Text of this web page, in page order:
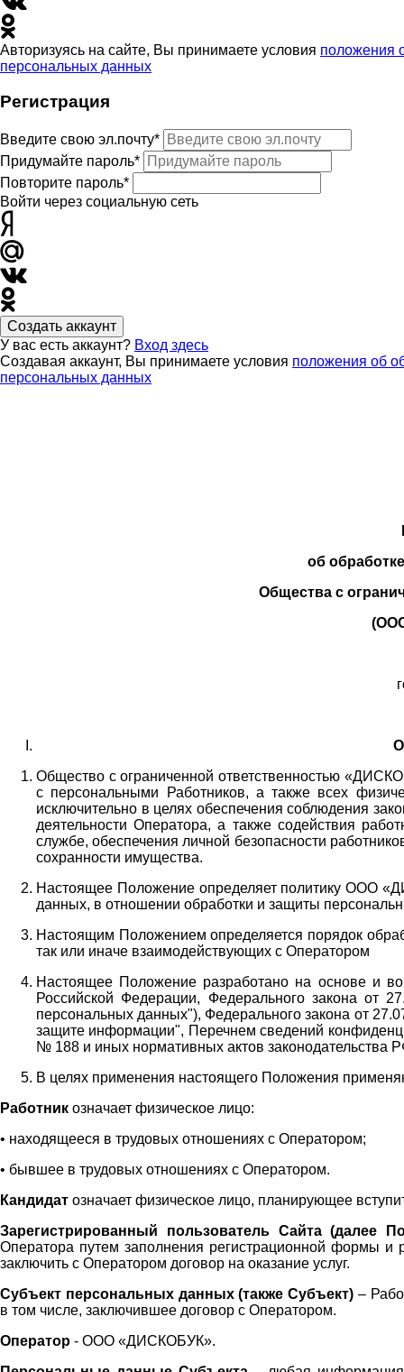
Авторизуясь на сайте, Вы принимаете условия положения
персональных данных
Регистрация
Введите свою эл.почту*
Придумайте пароль*
Повторите пароль*
Войти через социальную сеть
Создать аккаунт
У вас есть аккаунт? Вход здесь
Создавая аккаунт, Вы принимаете условия положения об
персональных данных
об
Общества с
Общество с ограниченной ответственностью
с персональными Работников, а также всех
исключительно в целях обеспечения соблюдения
деятельности Оператора,а также содействия
службе, обеспечения личной безопасности
сохранности имущества.
Настоящее Положение определяет политику ООО
данных, в отношении обработки и защиты
Настоящим Положением определяется порядок
так или иначе взаимодействующих с Оператором
Настоящее Положение разработано на основе и во
Российской Федерации, Федерального закона
персональных данных"), Федерального закона от
защите информации", Перечнем сведений
№ 188 и иных нормативных актов законодательства
В целях применения настоящего Положения
Работник означает физическое лицо:
• находящееся в трудовых отношениях с Оператором;
• бывшее в трудовых отношениях с Оператором.
Кандидат означает физическое лицо, планирующее
Зарегистрированный пользователь Сайта (далее
Оператора путем заполнения регистрационной формы и
заключить с Оператором договор на оказание услуг.
Субъект персональных данных (также Субъект) –
в том числе, заключившее договор с Оператором.
Оператор - ООО «ДИСКОБУК».